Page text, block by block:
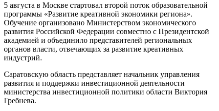
5 августа в Москве стартовал второй поток образовательной
программы «Развитие креативной экономики региона».
Обучение организовано Министерством экономического
развития Российской Федерации совместно с Президентской
академией и объединило представителей региональных
органов власти, отвечающих за развитие креативных
индустрий.
Саратовскую область представляет начальник управления
развития и поддержки инвестиционной деятельности
министерства инвестиционной политики области Виктория
Гребнева.